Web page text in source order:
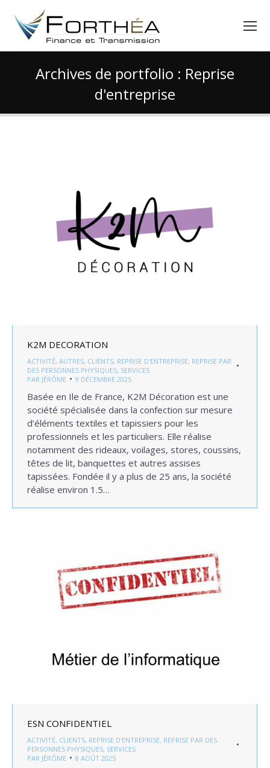
Archives de portfolio : Reprise
d'entreprise
Vous êtes ici :
K2M DECORATION
ACTIVITÉ, AUTRES, CLIENTS, REPRISE D'ENTREPRISE, REPRISE PAR
DES PERSONNES PHYSIQUES, SERVICES
PAR JÉRÔME 9 DÉCEMBRE 2025
Basée en Ile de France, K2M Décoration est une
société spécialisée dans la confection sur mesure
d’éléments textiles et tapissiers pour les
professionnels et les particuliers. Elle réalise
notamment des rideaux, voilages, stores, coussins,
têtes de lit, banquettes et autres assises
tapissées. Fondée il y a plus de 25 ans, la société
réalise environ 1.5…
ESN CONFIDENTIEL
ACTIVITÉ, CLIENTS, REPRISE D'ENTREPRISE, REPRISE PAR DES
PERSONNES PHYSIQUES, SERVICES
PAR JÉRÔME 8 AOÛT 2025